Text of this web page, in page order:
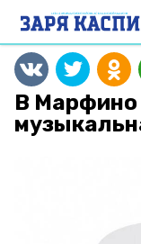
В Марфино